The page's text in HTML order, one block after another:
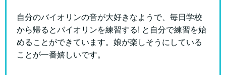
自分のバイオリンの音が大好きなようで、毎日学校
から帰るとバイオリンを練習する! と自分で練習を始
めることができています。娘が楽しそうにしている
ことが一番嬉しいです。